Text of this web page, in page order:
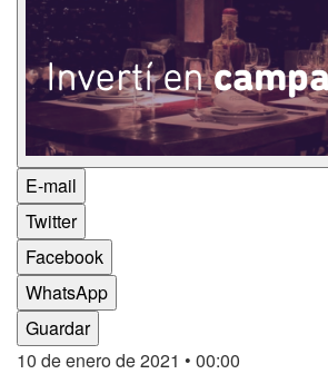
E-mail
Twitter
Facebook
WhatsApp
Guardar
10 de enero de 2021 • 00:00